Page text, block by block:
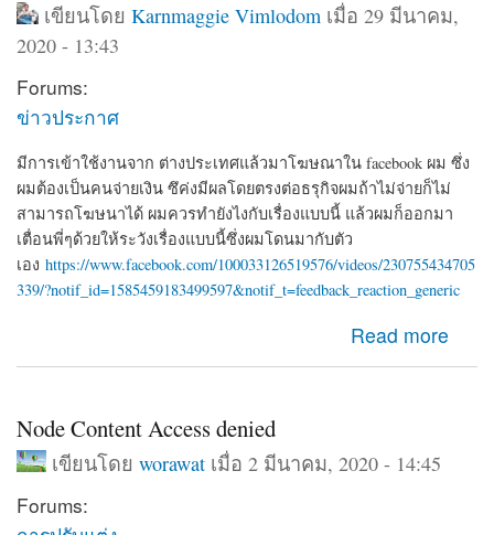
เขียนโดย Karnmaggie Vimlodom เมื่อ 29 มีนาคม,
2020 - 13:43
Forums:
ข่าวประกาศ
มีการเข้าใช้งานจาก ต่างประเทศแล้วมาโฆษณาใน facebook ผม ซึ่ง
ผมต้องเป็นคนจ่ายเงิน ซึค่งมีผลโดยตรงต่อธรุกิจผมถ้าไม่จ่ายก็ไม่
สามารถโฆษนาได้ ผมควรทำยังไงกับเรื่องแบบนี้ แล้วผมก็ออกมา
เตื่อนพี่ๆด้วยให้ระวังเรื่องแบบนี้ซึ่งผมโดนมากับตัว
เอง https://www.facebook.com/100033126519576/videos/230755434705
339/?notif_id=1585459183499597&notif_t=feedback_reaction_generic
Read more
about ผมโดน Hack จาก iP 192.126.154.97 ซึ่งเอาของตัว
เองมาโฆษนา ซึ่งเป็นเงินของผมที่จะต้องจ่าย
Node Content Access denied
เขียนโดย worawatเมื่อ 2 มีนาคม, 2020 - 14:45
Forums: